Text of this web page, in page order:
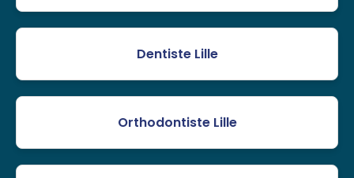
Dentiste Lille
Orthodontiste Lille